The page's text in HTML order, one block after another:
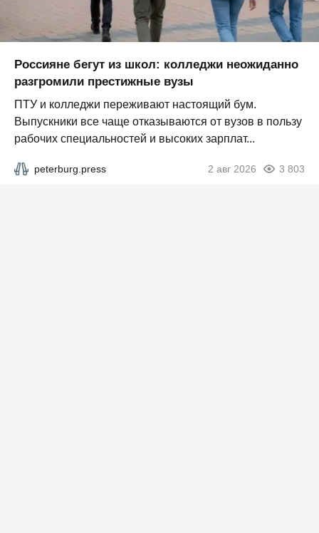
Россияне бегут из школ: колледжи неожиданно
разгромили престижные вузы
ПТУ и колледжи переживают настоящий бум.
Выпускники все чаще отказываются от вузов в пользу
рабочих специальностей и высоких зарплат...
peterburg.press 2 авг 2026 3 803